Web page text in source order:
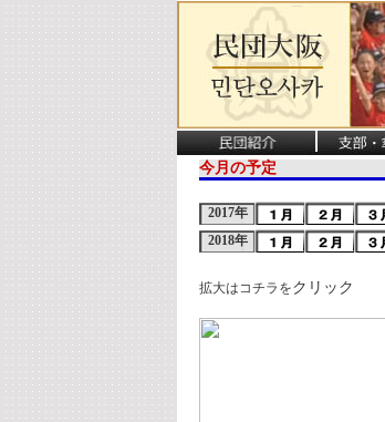
今月の予定
2017年
2018年
拡大はコチラをクリック